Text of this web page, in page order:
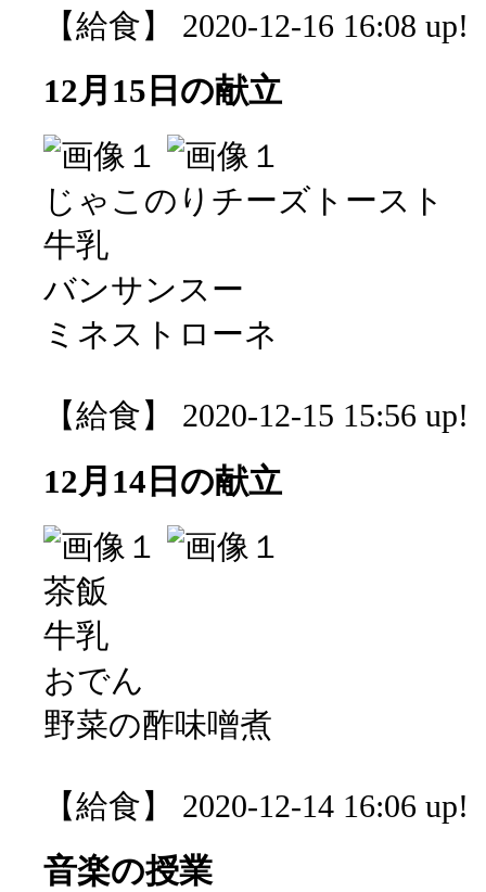
【給食】 2020-12-16 16:08 up!
12月15日の献立
じゃこのりチーズトースト
牛乳
バンサンスー
ミネストローネ
【給食】 2020-12-15 15:56 up!
12月14日の献立
茶飯
牛乳
おでん
野菜の酢味噌煮
【給食】 2020-12-14 16:06 up!
音楽の授業